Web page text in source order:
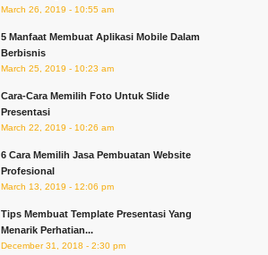
March 26, 2019 - 10:55 am
5 Manfaat Membuat Aplikasi Mobile Dalam
Berbisnis
March 25, 2019 - 10:23 am
Cara-Cara Memilih Foto Untuk Slide
Presentasi
March 22, 2019 - 10:26 am
6 Cara Memilih Jasa Pembuatan Website
Profesional
March 13, 2019 - 12:06 pm
Tips Membuat Template Presentasi Yang
Menarik Perhatian...
December 31, 2018 - 2:30 pm